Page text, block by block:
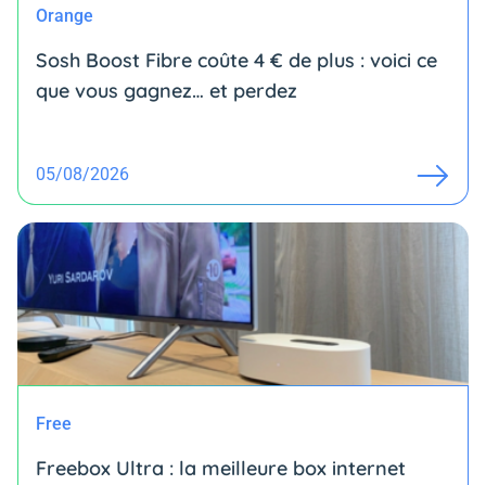
Orange
Sosh Boost Fibre coûte 4 € de plus : voici ce
que vous gagnez… et perdez
05/08/2026
Free
Freebox Ultra : la meilleure box internet